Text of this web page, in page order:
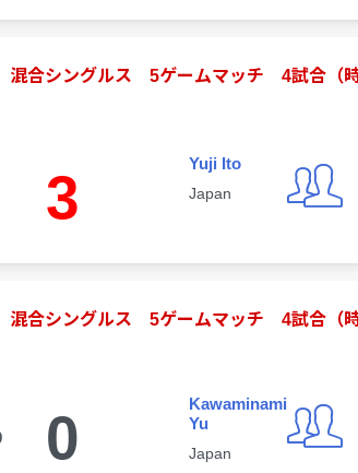
合シングルス 5ゲームマッチ 4試合（
3
Yuji Ito
Japan
合シングルス 5ゲームマッチ 4試合（
0
Kawaminami
Yu
Japan